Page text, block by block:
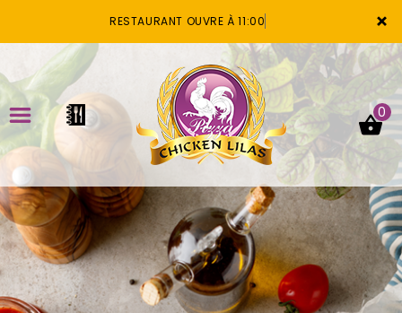
×
RESTAURANT OUVRE À 11:00
ACCUEIL
LA CARTE
VOTRE COMPTE
0